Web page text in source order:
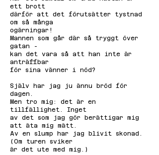
ett brott
därför att det förutsätter tystnad
om så många
ogärningar!
Mannen som går där så tryggt över
gatan -
kan det vara så att han inte är
anträffbar
för sina vänner i nöd?
Själv har jag ju ännu bröd för
dagen.
Men tro mig: det är en
tillfällighet. Inget
av det som jag gör berättigar mig
att äta mig mätt.
Av en slump har jag blivit skonad.
(Om turen sviker
är det ute med mig.)